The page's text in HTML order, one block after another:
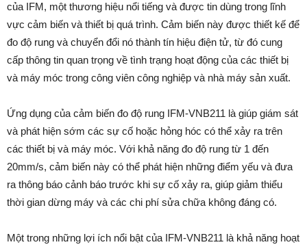
của IFM, một thương hiệu nổi tiếng và được tin dùng trong lĩnh
vực cảm biến và thiết bị quá trình. Cảm biến này được thiết kế để
đo độ rung và chuyển đổi nó thành tín hiệu điện tử, từ đó cung
cấp thông tin quan trọng về tình trạng hoạt động của các thiết bị
và máy móc trong công viên công nghiệp và nhà máy sản xuất.
Ứng dụng của cảm biến đo độ rung IFM-VNB211 là giúp giám sát
và phát hiện sớm các sự cố hoặc hỏng hóc có thể xảy ra trên
các thiết bị và máy móc. Với khả năng đo độ rung từ 1 đến
20mm/s, cảm biến này có thể phát hiện những điểm yếu và đưa
ra thông báo cảnh báo trước khi sự cố xảy ra, giúp giảm thiểu
thời gian dừng máy và các chi phí sửa chữa không đáng có.
Một trong những lợi ích nổi bật của IFM-VNB211 là khả năng hoạt